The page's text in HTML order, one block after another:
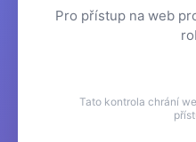
Pro přístup na web
Tato kontrola chrání